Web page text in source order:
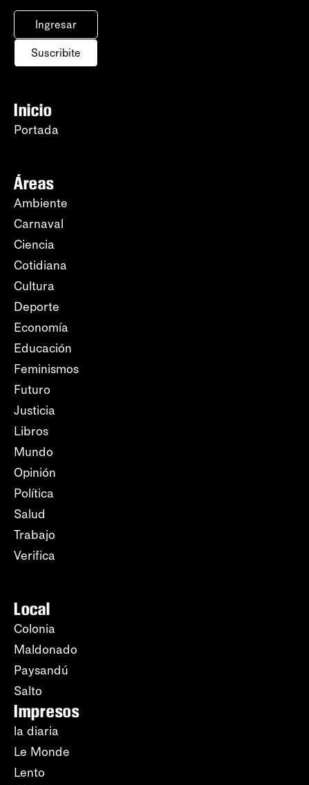
Ingresar
Suscribite
Inicio
Portada
Áreas
Ambiente
Carnaval
Ciencia
Cotidiana
Cultura
Deporte
Economía
Educación
Feminismos
Futuro
Justicia
Libros
Mundo
Opinión
Política
Salud
Trabajo
Verifica
Local
Colonia
Maldonado
Paysandú
Salto
Impresos
la diaria
Le Monde
Lento